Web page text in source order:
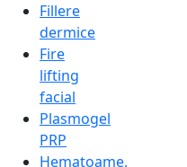
Fillere
dermice
Fire
lifting
facial
Plasmogel
PRP
Hematoame,